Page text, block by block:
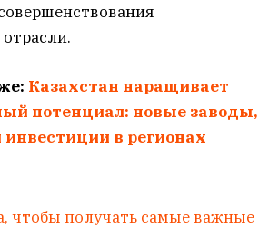
Казахстан наращивает
потенциал: новые заводы,
инвестиции в регионах
чтобы получать самые важные